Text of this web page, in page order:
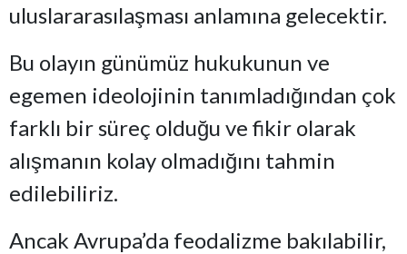
uluslararasılaşması anlamına gelecektir.
Bu olayın günümüz hukukunun ve
egemen ideolojinin tanımladığından çok
farklı bir süreç olduğu ve fikir olarak
alışmanın kolay olmadığını tahmin
edilebiliriz.
Ancak Avrupa’da feodalizme bakılabilir,